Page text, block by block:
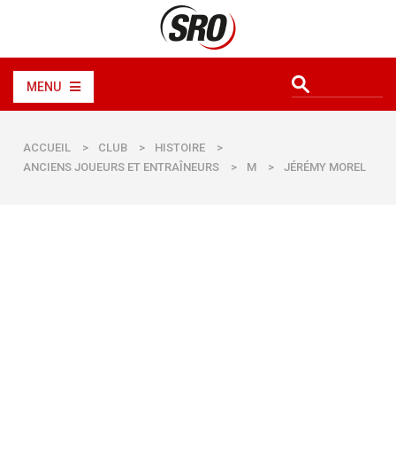
MENU
ACCUEIL > CLUB > HISTOIRE
>
ANCIENS JOUEURS ET ENTRAÎNEURS
> M > JÉRÉMY MOREL